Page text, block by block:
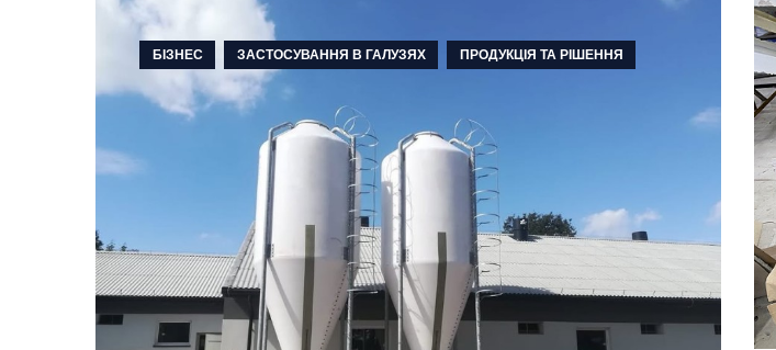
БІЗНЕС ЗАСТОСУВАННЯ В ГАЛУЗЯХ ПРОДУКЦІЯ ТА РІШЕННЯ